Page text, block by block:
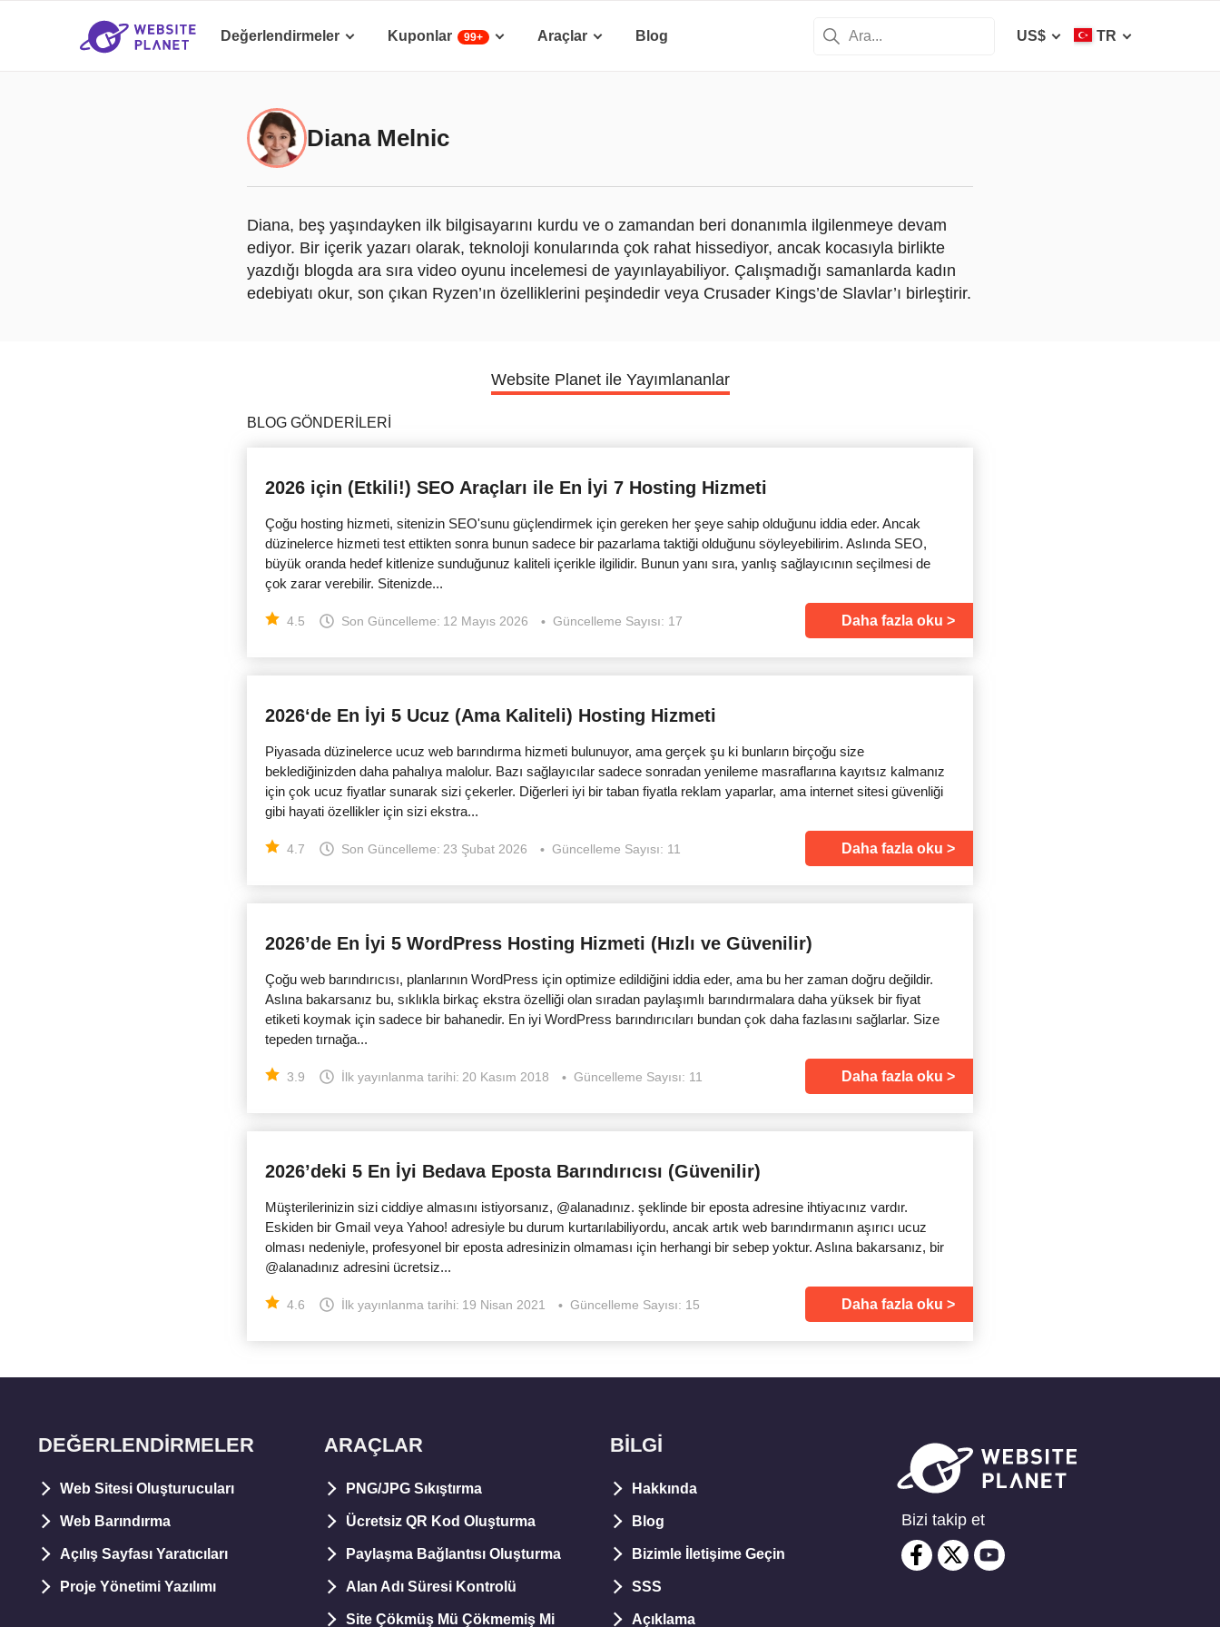
Değerlendirmeler Kuponlar 99+ Araçlar Blog US$ TR
Diana Melnic
Diana, beş yaşındayken ilk bilgisayarını kurdu ve o zamandan beri donanımla ilgilenmeye devam
ediyor. Bir içerik yazarı olarak, teknoloji konularında çok rahat hissediyor, ancak kocasıyla birlikte
yazdığı blogda ara sıra video oyunu incelemesi de yayınlayabiliyor. Çalışmadığı samanlarda kadın
edebiyatı okur, son çıkan Ryzen’ın özelliklerini peşindedir veya Crusader Kings’de Slavlar’ı birleştirir.
Website Planet ile Yayımlananlar
BLOG GÖNDERILERI
2026 için (Etkili!) SEO Araçları ile En İyi 7 Hosting Hizmeti
Çoğu hosting hizmeti, sitenizin SEO'sunu güçlendirmek için gereken her şeye sahip olduğunu iddia eder. Ancak
düzinelerce hizmeti test ettikten sonra bunun sadece bir pazarlama taktiği olduğunu söyleyebilirim. Aslında SEO,
büyük oranda hedef kitlenize sunduğunuz kaliteli içerikle ilgilidir. Bunun yanı sıra, yanlış sağlayıcının seçilmesi de
çok zarar verebilir. Sitenizde...
4.5 Son Güncelleme: 12 Mayıs 2026 Güncelleme Sayısı: 17 Daha fazla oku
2026‘de En İyi 5 Ucuz (Ama Kaliteli) Hosting Hizmeti
Piyasada düzinelerce ucuz web barındırma hizmeti bulunuyor, ama gerçek şu ki bunların birçoğu size
beklediğinizden daha pahalıya malolur. Bazı sağlayıcılar sadece sonradan yenileme masraflarına kayıtsız kalmanız
için çok ucuz fiyatlar sunarak sizi çekerler. Diğerleri iyi bir taban fiyatla reklam yaparlar, ama internet sitesi güvenliği
gibi hayati özellikler için sizi ekstra...
4.7 Son Güncelleme: 23 Şubat 2026 Güncelleme Sayısı: 11 Daha fazla oku
2026’de En İyi 5 WordPress Hosting Hizmeti (Hızlı ve Güvenilir)
Çoğu web barındırıcısı, planlarının WordPress için optimize edildiğini iddia eder, ama bu her zaman doğru değildir.
Aslına bakarsanız bu, sıklıkla birkaç ekstra özelliği olan sıradan paylaşımlı barındırmalara daha yüksek bir fiyat
etiketi koymak için sadece bir bahanedir. En iyi WordPress barındırıcıları bundan çok daha fazlasını sağlarlar. Size
tepeden tırnağa...
3.9 İlk yayınlanma tarihi: 20 Kasım 2018 Güncelleme Sayısı: 11 Daha fazla oku
2026’deki 5 En İyi Bedava Eposta Barındırıcısı (Güvenilir)
Müşterilerinizin sizi ciddiye almasını istiyorsanız, @alanadınız. şeklinde bir eposta adresine ihtiyacınız vardır.
Eskiden bir Gmail veya Yahoo! adresiyle bu durum kurtarılabiliyordu, ancak artık web barındırmanın aşırıcı ucuz
olması nedeniyle, profesyonel bir eposta adresinizin olmaması için herhangi bir sebep yoktur. Aslına bakarsanız, bir
@alanadınız adresini ücretsiz...
4.6 İlk yayınlanma tarihi: 19 Nisan 2021 Güncelleme Sayısı: 15 Daha fazla oku
DEĞERLENDIRMELER
Web Sitesi Oluşturucuları
Web Barındırma
Açılış Sayfası Yaratıcıları
Proje Yönetimi Yazılımı
ARAÇLAR
PNG/JPG Sıkıştırma
Ücretsiz QR Kod Oluşturma
Paylaşma Bağlantısı Oluşturma
Alan Adı Süresi Kontrolü
Site Çökmüş Mü Çökmemiş Mi
BİLGİ
Hakkında
Blog
Bizimle İletişime Geçin
SSS
Açıklama
Bizi takip et